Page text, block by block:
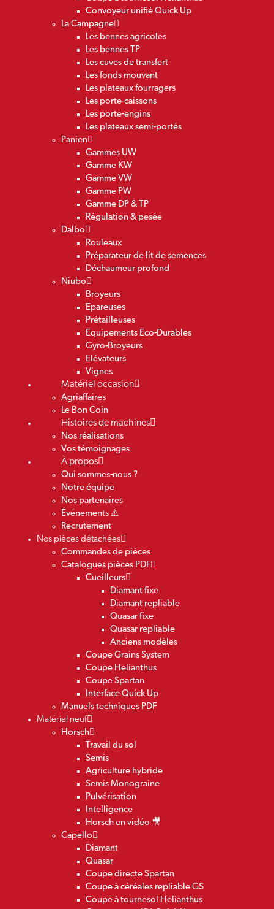
Convoyeur unifié Quick Up
La Campagne
Les bennes agricoles
Les bennes TP
Les cuves de transfert
Les fonds mouvant
Les plateaux fourragers
Les porte-caissons
Les porte-engins
Les plateaux semi-portés
Panien
Gammes UW
Gamme KW
Gamme VW
Gamme PW
Gamme DP & TP
Régulation & pesée
Dalbo
Rouleaux
Préparateur de lit de semences
Déchaumeur profond
Niubo
Broyeurs
Epareuses
Prétailleuses
Equipements Eco-Durables
Gyro-Broyeurs
Elévateurs
Vignes
Matériel occasion
Agriaffaires
Le Bon Coin
Histoires de machines
Nos réalisations
Vos témoignages
À propos
Qui sommes-nous ?
Notre équipe
Nos partenaires
Événements ⚠️
Recrutement
Nos pièces détachées
Commandes de pièces
Catalogues pièces PDF
Cueilleurs
Diamant fixe
Diamant repliable
Quasar fixe
Quasar repliable
Anciens modèles
Coupe Grains System
Coupe Helianthus
Coupe Spartan
Interface Quick Up
Manuels techniques PDF
Matériel neuf
Horsch
Travail du sol
Semis
Agriculture hybride
Semis Monograine
Pulvérisation
Intelligence
Horsch en vidéo 🎥
Capello
Diamant
Quasar
Coupe directe Spartan
Coupe à céréales repliable GS
Coupe à tournesol Helianthus